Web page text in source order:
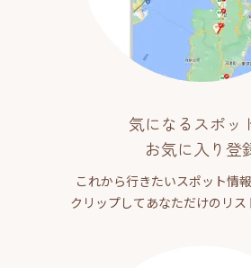
気になるスポッ
お気に入り登
これから行きたいスポット情
クリップしてあなただけのリス